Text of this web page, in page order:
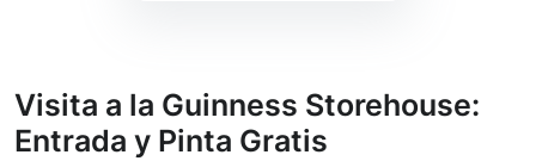
Visita a la Guinness Storehouse:
Entrada y Pinta Gratis